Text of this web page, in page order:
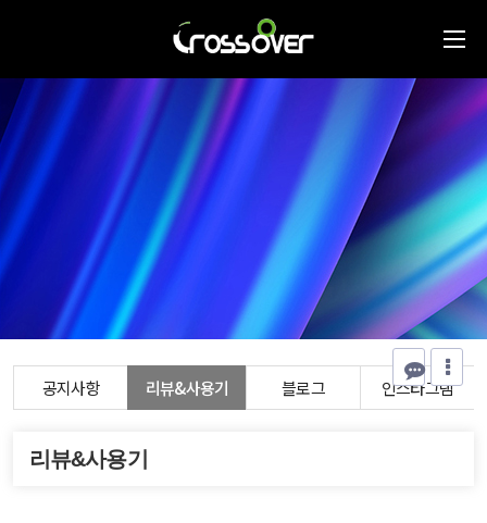
공지사항 리뷰&사용기 블로그 인스타그램
리뷰&사용기